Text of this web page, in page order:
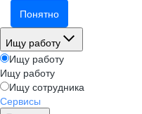
Понятно
Ищу работу
Ищу работу
Ищу работу
Ищу сотрудника
Сервисы